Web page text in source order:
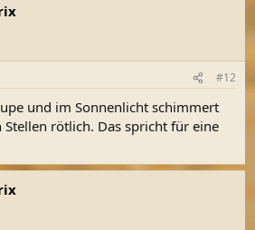
#12
und im Sonnenlicht schimmert
rötlich. Das spricht für eine